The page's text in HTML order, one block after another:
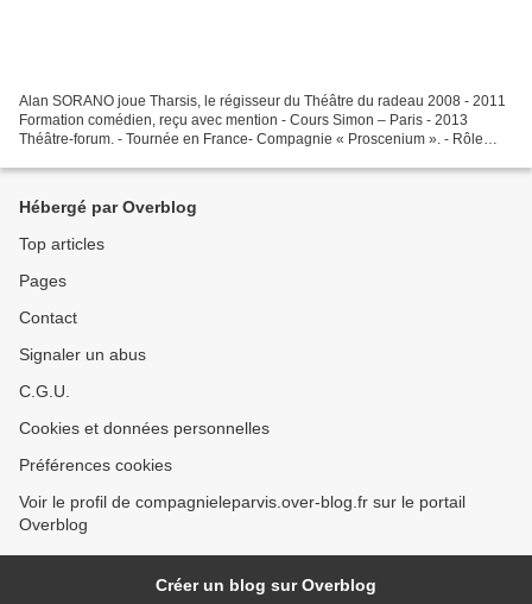
Alan SORANO joue Tharsis, le régisseur du Théâtre du radeau 2008 - 2011
Formation comédien, reçu avec mention - Cours Simon – Paris - 2013
Théâtre-forum. - Tournée en France- Compagnie « Proscenium ». - Rôle
Hébergé par Overblog
Top articles
Pages
Contact
Signaler un abus
C.G.U.
Cookies et données personnelles
Préférences cookies
Voir le profil de compagnieleparvis.over-blog.fr sur le portail
Overblog
Créer un blog sur Overblog